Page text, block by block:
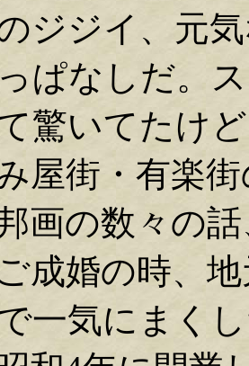
ジジイ、元
ぱなしだ。
驚いてたけ
屋街・有楽
画の数々の
成婚の時、
一気にまく